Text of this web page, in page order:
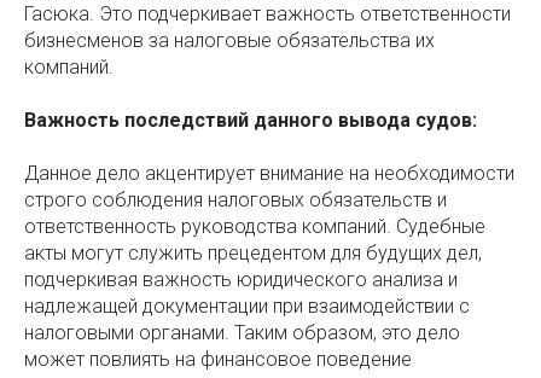
Гасюка. Это подчеркивает важность ответственности
бизнесменов за налоговые обязательства их
компаний.
Важность последствий данного вывода судов:
Данное дело акцентирует внимание на необходимости
строго соблюдения налоговых обязательств и
ответственность руководства компаний. Судебные
акты могут служить прецедентом для будущих дел,
подчеркивая важность юридического анализа и
надлежащей документации при взаимодействии с
налоговыми органами. Таким образом, это дело
может повлиять на финансовое поведение